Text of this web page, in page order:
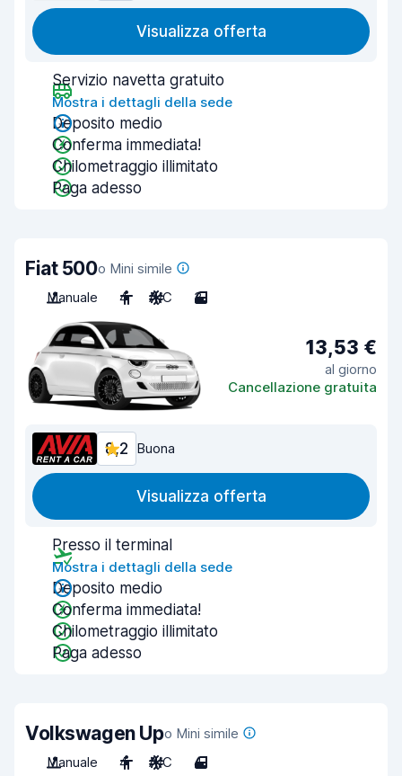
Visualizza offerta
Servizio navetta gratuito
Mostra i dettagli della sede
Deposito medio
Conferma immediata!
Chilometraggio illimitato
Paga adesso
Fiat 500o Mini simile
Manuale
4 A/C 3
13,53 €
al giorno
Cancellazione gratuita
8,2 Buona
Visualizza offerta
Presso il terminal
Mostra i dettagli della sede
Deposito medio
Conferma immediata!
Chilometraggio illimitato
Paga adesso
Volkswagen Upo Mini simile
Manuale
4 A/C 4